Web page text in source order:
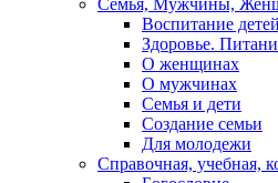
Семья, Мужчины,
Воспитание детей
Здоровье.
О женщинах
О мужчинах
Семья и дети
Создание семьи
Для молодежи
Справочная, учебная,